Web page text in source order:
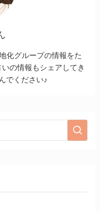
化グループの情報をた
の情報もシェアしてき
でください♪